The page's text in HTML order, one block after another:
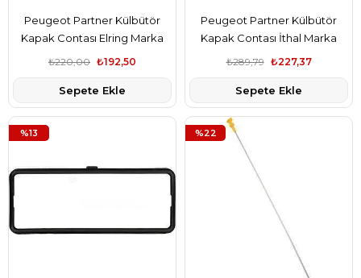
Peugeot Partner Külbütör
Kapak Contası Elring Marka
0249.54₺192,50
₺220,00
Sepete Ekle
Peugeot Partner Külbütör
Kapak Contası İthal Marka
0249.54₺227,37
₺289,79
Sepete Ekle
%13 %22